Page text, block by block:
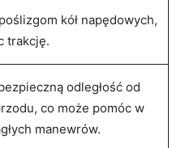
kół napędowych,
trakcję.
odległość⁣ od
co⁤ może pomóc ‍w
manewrów.